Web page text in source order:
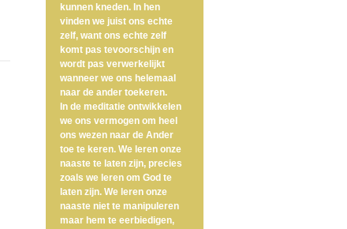
kunnen kneden. In hen
vinden we juist ons echte
zelf, want ons echte zelf
komt pas tevoorschijn en
wordt pas verwerkelijkt
wanneer we ons helemaal
naar de ander toekeren.
In de meditatie ontwikkelen
we ons vermogen om heel
ons wezen naar de Ander
toe te keren. We leren onze
naaste te laten zijn, precies
zoals we leren om God te
laten zijn. We leren onze
naaste niet te manipuleren
maar hem te eerbiedigen,